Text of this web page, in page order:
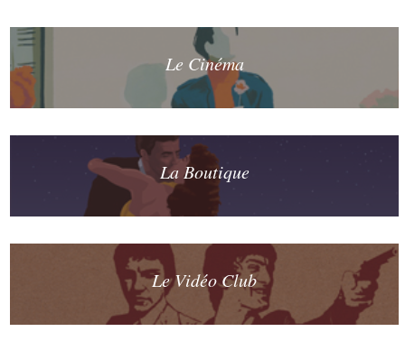
Le Cinéma
La Boutique
Le Vidéo Club